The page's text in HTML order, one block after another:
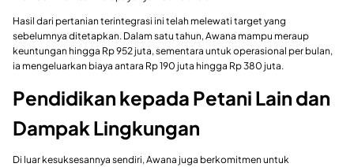
Hasil dari pertanian terintegrasi ini telah melewati target yang
sebelumnya ditetapkan. Dalam satu tahun, Awana mampu meraup
keuntungan hingga Rp 952 juta, sementara untuk operasional per bulan,
ia mengeluarkan biaya antara Rp 190 juta hingga Rp 380 juta.
Pendidikan kepada Petani Lain dan
Dampak Lingkungan
Di luar kesuksesannya sendiri, Awana juga berkomitmen untuk